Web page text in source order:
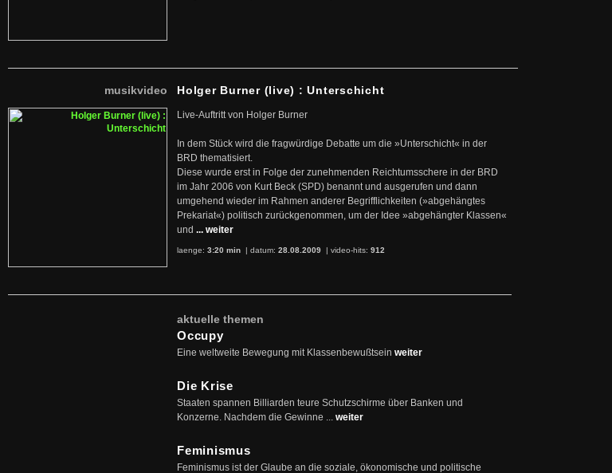
musikvideo Holger Burner (live) : Unterschicht
Live-Auftritt von Holger Burner
In dem Stück wird die fragwürdige Debatte um die »Unterschicht« in der
BRD thematisiert.
Diese wurde erst in Folge der zunehmenden Reichtumsschere in der BRD
im Jahr 2006 von Kurt Beck (SPD) benannt und ausgerufen und dann
umgehend wieder im Rahmen anderer Begrifflichkeiten (»abgehängtes
Prekariat«) politisch zurückgenommen, um der Idee »abgehängter Klassen«
und ... weiter
laenge: 3:20 min | datum: 28.08.2009 | video-hits: 912
aktuelle themen
Occupy
Eine weltweite Bewegung mit Klassenbewußtsein weiter
Die Krise
Staaten spannen Billiarden teure Schutzschirme über Banken und
Konzerne. Nachdem die Gewinne ... weiter
Feminismus
Feminismus ist der Glaube an die soziale, ökonomische und politische